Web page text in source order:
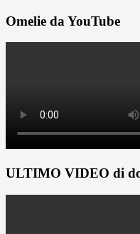
Omelie da YouTube
ULTIMO VIDEO di